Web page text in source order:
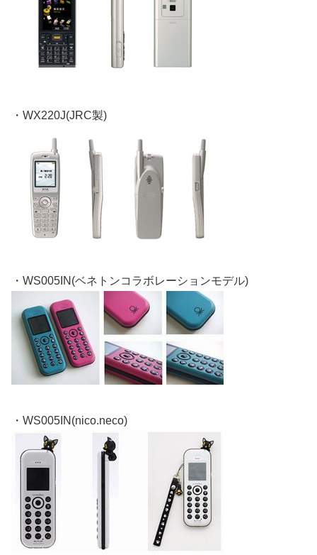
・WX220J(JRC製)
・WS005IN(ベネトンコラボレーションモデル)
・WS005IN(nico.neco)